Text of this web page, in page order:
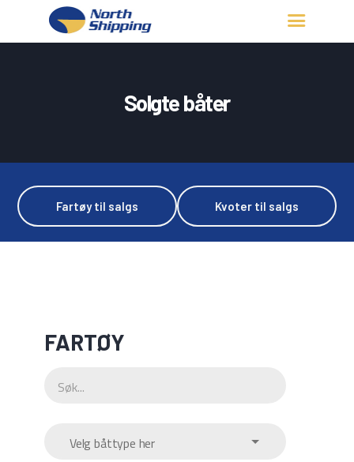
Solgte båter
Fartøy til salgs Kvoter til salgs
KONTAKT OSS
LOGG INN
FARTØY
Velg båttype her